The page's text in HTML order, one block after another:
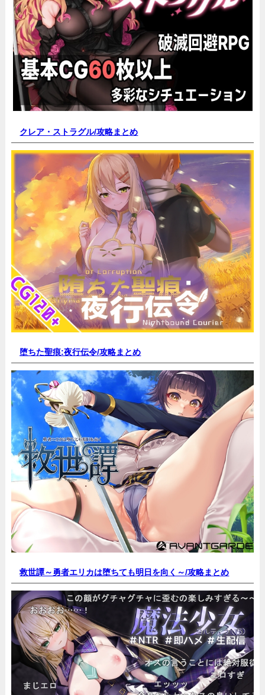
クレア・ストラグル/攻略まとめ
堕ちた聖痕:夜行伝令/攻略まとめ
救世譚～勇者エリカは堕ちても明日を向く～/攻略まとめ